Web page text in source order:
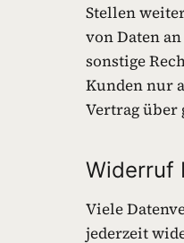
Stellen
von Daten
sonstige
Kunden nur
Vertrag über
Widerruf
Viele
jederzeit